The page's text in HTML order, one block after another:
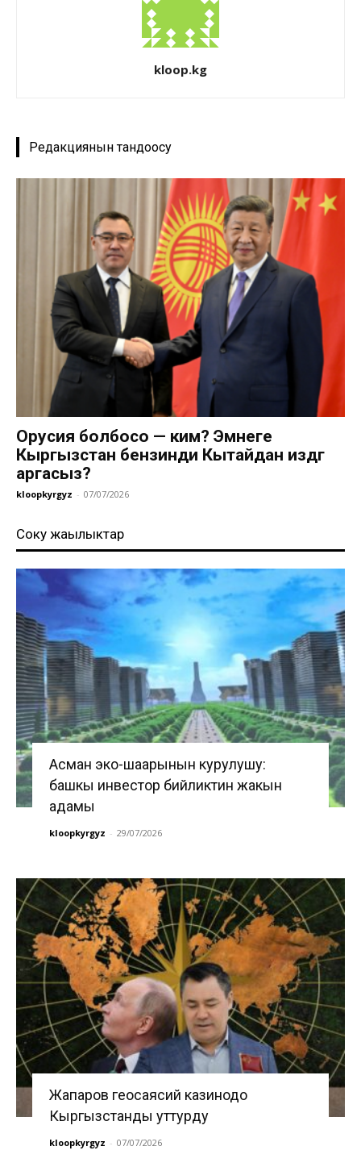
kloop.kg
Редакциянын тандоосу
Орусия болбосо — ким? Эмнеге
Кыргызстан бензинди Кытайдан издөөгө
аргасыз?
kloopkyrgyz - 07/07/2026
Соңку жаңылыктар
Асман эко-шаарынын курулушу:
башкы инвестор бийликтин жакын
адамы
kloopkyrgyz - 29/07/2026
Жапаров геосаясий казинодо
Кыргызстанды уттурду
kloopkyrgyz - 07/07/2026